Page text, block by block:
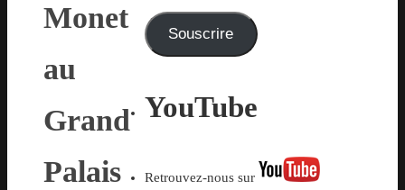
Monet
au
Grand
Palais
mail Souscrire
YouTube
Retrouvez-nous sur